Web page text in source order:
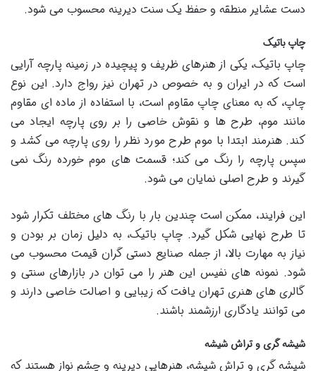
دست عشایر منطقه و حفظ یک سنت دیرینه محسوب می شود.
چاپ باتیک
چاپ باتیک، یکی از هنرهای ظریف و پیچیده در زمینه پارچه آرایی
است که در ایران و به خصوص در تهران نیز رواج دارد. این نوع
چاپ، که به معنای چاپ مقاوم است، با استفاده از ماده ای مقاوم
مانند موم، طرح ها و نقوش خاصی را بر روی پارچه ایجاد می
کند. هنرمند ابتدا با موم طرح مورد نظر را روی پارچه می کشد و
سپس پارچه را رنگ می کند؛ قسمت های موم خورده رنگ نمی
گیرند و طرح اصلی نمایان می شود.
این فرایند، ممکن است چندین بار با رنگ های مختلف تکرار شود
تا طرح نهایی شکل گیرد. چاپ باتیک، به دلیل زمان بر بودن و
نیاز به مهارت بالا، از جمله صنایع دستی گران قیمت محسوب می
شود. نمونه های نفیس این هنر را می توان در بازارهای سنتی و
گالری های هنری تهران یافت که زیبایی و اصالت خاصی دارند و
می توانند یادگاری ارزشمند باشند.
شیشه گری و تراش شیشه
شیشه گری و تراش شیشه، هنرهایی دیرینه و چشم نواز هستند که